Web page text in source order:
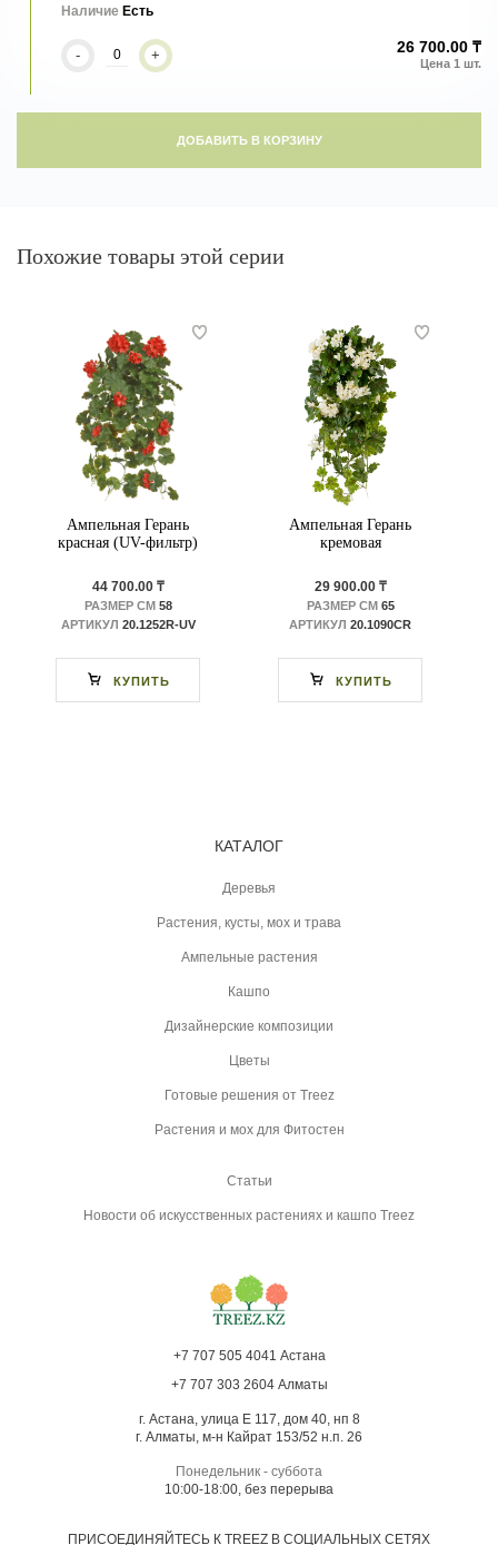
Наличие Есть
- + 26 700.00 ₸
ДОБАВИТЬ В КОРЗИНУ
Похожие товары этой серии
Ампельная Герань
красная (UV-фильтр)
44 700.00 ₸
РАЗМЕР СМ58
АРТИКУЛ 20.1252R-UV
КУПИТЬ
Ампельная Герань
кремовая
29 900.00 ₸
РАЗМЕР СМ65
АРТИКУЛ 20.1090CR
КУПИТЬ
КАТАЛОГ
Деревья
Растения, кусты, мох и трава
Ампельные растения
Кашпо
Дизайнерские композиции
Цветы
Готовые решения от Treez
Растения и мох для Фитостен
Статьи
Новости об искусственных растениях и кашпо Treez
+7 707 505 4041 Астана
+7 707 303 2604 Алматы
г. Астана, улица Е 117, дом 40, нп 8
г. Алматы, м-н Кайрат 153/52 н.п. 26
Понедельник - суббота
10:00-18:00, без перерыва
ПРИСОЕДИНЯЙТЕСЬ К TREEZ В СОЦИАЛЬНЫХ СЕТЯХ